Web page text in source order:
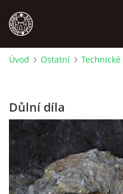
NÁRODOPIS
OSOBNOSTI
OSTATNÍ
Úvod Ostatní
Důlní díla